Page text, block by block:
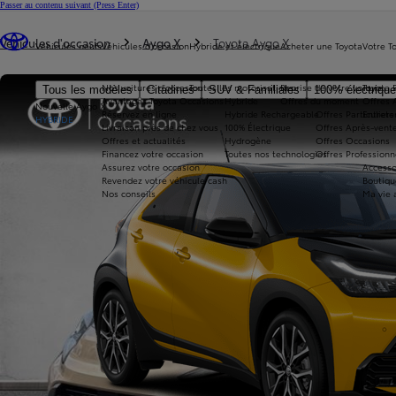
Passer au contenu suivant (Press Enter)
Véhicules neufs
Tous les modèles Citadines SUV & Familiales 100%
Nouvelle Aygo X
HYBRIDE
Véhicules d'occasion
Nos voitures d'occasion
Avantages Toyota Occasions
Réservez en ligne
Livraison près de chez vous
Offres et actualités
Financez votre occasion
Assurez votre occasion
Revendez votre véhicule cash
Nos conseils
Hybride et électrique
Toutes les motorisations
Hybride
Hybride Rechargeable
100% Électrique
Hydrogène
Toutes nos technologies
Acheter une Toyota
Reprise de votre voiture
Offres du moment
Offres Après-
Offres Occasions
Offres
Votre
Toyota
Offres
Ma vie
Véhicules d'occasion Aygo X Toyota Aygo X
360°